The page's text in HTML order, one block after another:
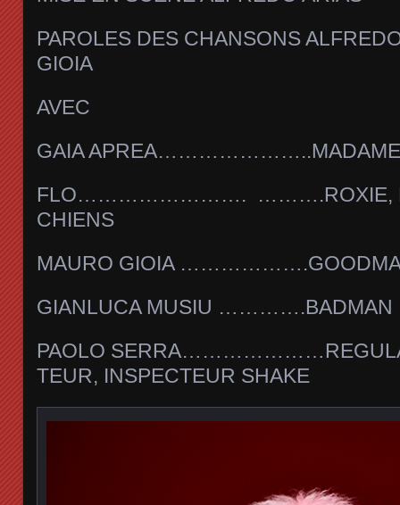
PAROLES DES CHANSONS
GIOIA
AVEC
GAIA APREA…………………..MADAME
FLO……………………. ……….ROXIE, LA
CHIENS
MAURO GIOIA
GIANLUCA MUSIU ………….BADMAN
PAOLO
TEUR, INSPECTEUR SHAKE